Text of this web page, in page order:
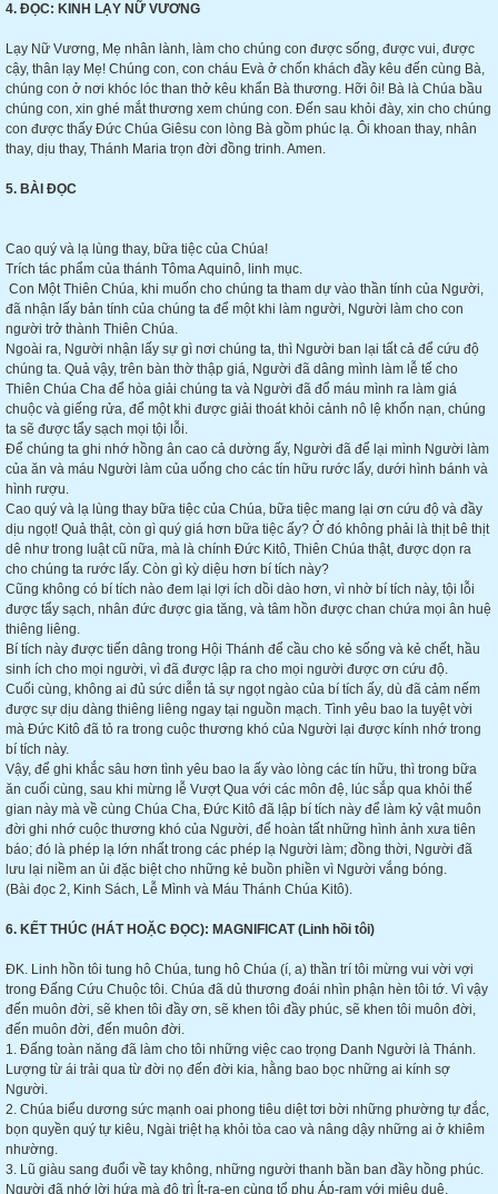
4. ĐỌC: KINH LẠY NỮ VƯƠNG
Lạy Nữ Vương, Mẹ nhân lành, làm cho chúng con được sống, được vui, được
cậy, thân lạy Mẹ! Chúng con, con cháu Evà ở chốn khách đầy kêu đến cùng Bà,
chúng con ở nơi khóc lóc than thở kêu khẩn Bà thương. Hỡi ôi! Bà là Chúa bầu
chúng con, xin ghé mắt thương xem chúng con. Đến sau khỏi đày, xin cho chúng
con được thấy Đức Chúa Giêsu con lòng Bà gồm phúc lạ. Ôi khoan thay, nhân
thay, dịu thay, Thánh Maria trọn đời đồng trinh. Amen.
5. BÀI ĐỌC
Cao quý và lạ lùng thay, bữa tiệc của Chúa!
Trích tác phẩm của thánh Tôma Aquinô, linh mục.
Con Một Thiên Chúa, khi muốn cho chúng ta tham dự vào thần tính của Người,
đã nhận lấy bản tính của chúng ta để một khi làm người, Người làm cho con
người trở thành Thiên Chúa.
Ngoài ra, Người nhận lấy sự gì nơi chúng ta, thì Người ban lại tất cả để cứu độ
chúng ta. Quả vậy, trên bàn thờ thập giá, Người đã dâng mình làm lễ tế cho
Thiên Chúa Cha để hòa giải chúng ta và Người đã đổ máu mình ra làm giá
chuộc và giếng rửa, để một khi được giải thoát khỏi cảnh nô lệ khốn nạn, chúng
ta sẽ được tẩy sạch mọi tội lỗi.
Để chúng ta ghi nhớ hồng ân cao cả dường ấy, Người đã để lại mình Người làm
của ăn và máu Người làm của uống cho các tín hữu rước lấy, dưới hình bánh và
hình rượu.
Cao quý và lạ lùng thay bữa tiệc của Chúa, bữa tiệc mang lại ơn cứu độ và đầy
dịu ngọt! Quả thật, còn gì quý giá hơn bữa tiệc ấy? Ở đó không phải là thịt bê thịt
dê như trong luật cũ nữa, mà là chính Đức Kitô, Thiên Chúa thật, được dọn ra
cho chúng ta rước lấy. Còn gì kỳ diệu hơn bí tích này?
Cũng không có bí tích nào đem lại lợi ích dồi dào hơn, vì nhờ bí tích này, tội lỗi
được tẩy sạch, nhân đức được gia tăng, và tâm hồn được chan chứa mọi ân huệ
thiêng liêng.
Bí tích này được tiến dâng trong Hội Thánh để cầu cho kẻ sống và kẻ chết, hầu
sinh ích cho mọi người, vì đã được lập ra cho mọi người được ơn cứu độ.
Cuối cùng, không ai đủ sức diễn tả sự ngọt ngào của bí tích ấy, dù đã cảm nếm
được sự dịu dàng thiêng liêng ngay tại nguồn mạch. Tình yêu bao la tuyệt vời
mà Đức Kitô đã tỏ ra trong cuộc thương khó của Người lại được kính nhớ trong
bí tích này.
Vậy, để ghi khắc sâu hơn tình yêu bao la ấy vào lòng các tín hữu, thì trong bữa
ăn cuối cùng, sau khi mừng lễ Vượt Qua với các môn đệ, lúc sắp qua khỏi thế
gian này mà về cùng Chúa Cha, Đức Kitô đã lập bí tích này để làm kỷ vật muôn
đời ghi nhớ cuộc thương khó của Người, để hoàn tất những hình ảnh xưa tiên
báo; đó là phép lạ lớn nhất trong các phép lạ Người làm; đồng thời, Người đã
lưu lại niềm an ủi đặc biệt cho những kẻ buồn phiền vì Người vắng bóng.
(Bài đọc 2, Kinh Sách, Lễ Mình và Máu Thánh Chúa Kitô).
6. KẾT THÚC (HÁT HOẶC ĐỌC): MAGNIFICAT (Linh hồi tôi)
ĐK. Linh hồn tôi tung hô Chúa, tung hô Chúa (í, a) thần trí tôi mừng vui vời vợi
trong Đấng Cứu Chuộc tôi. Chúa đã dủ thương đoái nhìn phận hèn tôi tớ. Vì vậy
đến muôn đời, sẽ khen tôi đầy ơn, sẽ khen tôi đầy phúc, sẽ khen tôi muôn đời,
đến muôn đời, đến muôn đời.
1. Đấng toàn năng đã làm cho tôi những việc cao trọng Danh Người là Thánh.
Lượng từ ái trải qua từ đời nọ đến đời kia, hằng bao bọc những ai kính sợ
Người.
2. Chúa biểu dương sức mạnh oai phong tiêu diệt tơi bời những phường tự đắc,
bọn quyền quý tự kiêu, Ngài triệt hạ khỏi tòa cao và nâng dậy những ai ở khiêm
nhường.
3. Lũ giàu sang đuổi về tay không, những người thanh bần ban đầy hồng phúc.
Người đã nhớ lời hứa mà độ trì Ít-ra-en cùng tổ phụ Áp-ram với miêu duệ.